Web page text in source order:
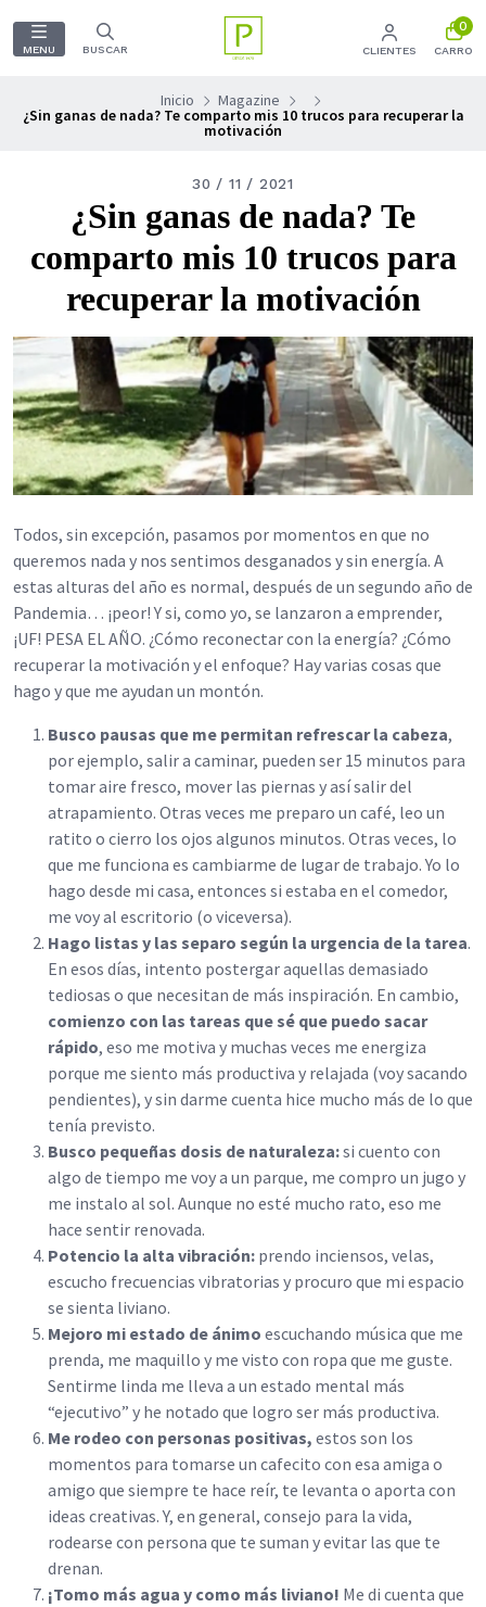
MENU BUSCAR CLIENTES
0
CARRO
Inicio Magazine
¿Sin ganas de nada? Te comparto mis 10 trucos para recuperar la
motivación
30 / 11 / 2021
¿Sin ganas de nada? Te
comparto mis 10 trucos para
recuperar la motivación
Todos, sin excepción, pasamos por momentos en que no
queremos nada y nos sentimos desganados y sin energía. A
estas alturas del año es normal, después de un segundo año de
Pandemia… ¡peor! Y si, como yo, se lanzaron a emprender,
¡UF! PESA EL AÑO. ¿Cómo reconectar con la energía? ¿Cómo
recuperar la motivación y el enfoque? Hay varias cosas que
hago y que me ayudan un montón.
Busco pausas que me permitan refrescar la cabeza,
por ejemplo, salir a caminar, pueden ser 15 minutos para
tomar aire fresco, mover las piernas y así salir del
atrapamiento. Otras veces me preparo un café, leo un
ratito o cierro los ojos algunos minutos. Otras veces, lo
que me funciona es cambiarme de lugar de trabajo. Yo lo
hago desde mi casa, entonces si estaba en el comedor,
me voy al escritorio (o viceversa).
Hago listas y las separo según la urgencia de la tarea.
En esos días, intento postergar aquellas demasiado
tediosas o que necesitan de más inspiración. En cambio,
comienzo con las tareas que sé que puedo sacar
rápido, eso me motiva y muchas veces me energiza
porque me siento más productiva y relajada (voy sacando
pendientes), y sin darme cuenta hice mucho más de lo que
tenía previsto.
Busco pequeñas dosis de naturaleza:si cuento con
algo de tiempo me voy a un parque, me compro un jugo y
me instalo al sol. Aunque no esté mucho rato, eso me
hace sentir renovada.
Potencio la alta vibración: prendo inciensos, velas,
escucho frecuencias vibratorias y procuro que mi espacio
se sienta liviano.
Mejoro mi estado de ánimo escuchando música que me
prenda, me maquillo y me visto con ropa que me guste.
Sentirme linda me lleva a un estado mental más
“ejecutivo” y he notado que logro ser más productiva.
Me rodeo con personas positivas, estos son los
momentos para tomarse un cafecito con esa amiga o
amigo que siempre te hace reír, te levanta o aporta con
ideas creativas. Y, en general, consejo para la vida,
rodearse con persona que te suman y evitar las que te
drenan.
¡Tomo más agua y como más liviano! Me di cuenta que